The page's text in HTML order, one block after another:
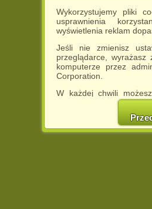
Wykorzystujemy pliki
usprawnienia
wyświetlenia reklam
Jeśli nie zmienisz
przeglądarce,
komputerze przez
Corporation.
W każdej chwili
cookies w swojej
w naszej
http://chomikuj.pl/